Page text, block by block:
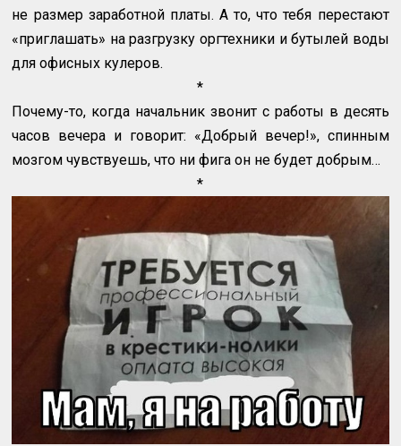
не размер заработной платы. А то, что тебя перестают
«приглашать» на разгрузку оргтехники и бутылей воды
для офисных кулеров.
*
Почему-то, когда начальник звонит с работы в десять
часов вечера и говорит: «Добрый вечер!», спинным
мозгом чувствуешь, что ни фига он не будет добрым…
*